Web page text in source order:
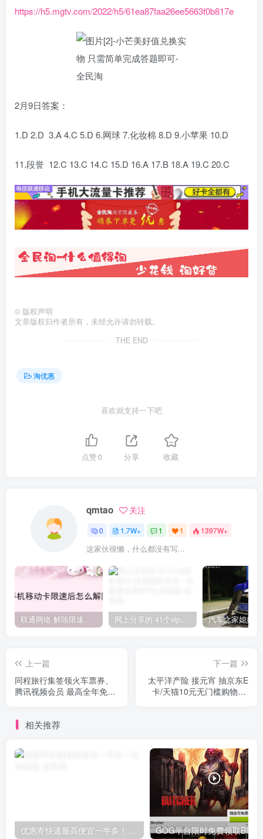
https://h5.mgtv.com/2022/h5/61ea87faa26ee5663f0b817e
2月9日答案：
1.D 2.D 3.A 4.C 5.D 6.网球 7.化妆棉 8.D 9.小苹果 10.D
11.段誉 12.C 13.C 14.C 15.D 16.A 17.B 18.A 19.C 20.C
© 版权声明
文章版权归作者所有，未经允许请勿转载。
THE END
淘优惠
喜欢就支持一下吧
点赞0 分享 收藏
qmtao 关注
0 1.7W+ 1 1 1397W+
这家伙很懒，什么都没有写...
联通网络 解除限速方法参考！畅享、畅玩、老白干等及其它地区自测了 网上分享的 41个vip解析接口 有需要的拿去~ 免费看全网VIP会员视频
上一篇
同程旅行集签领火车票券、
腾讯视频会员 最高全年免费
下一篇
太平洋产险 接元宵 抽京东E
卡/天猫10元无门槛购物券/
相关推荐
优惠寄快递最高便宜一半多！白鸽惠递